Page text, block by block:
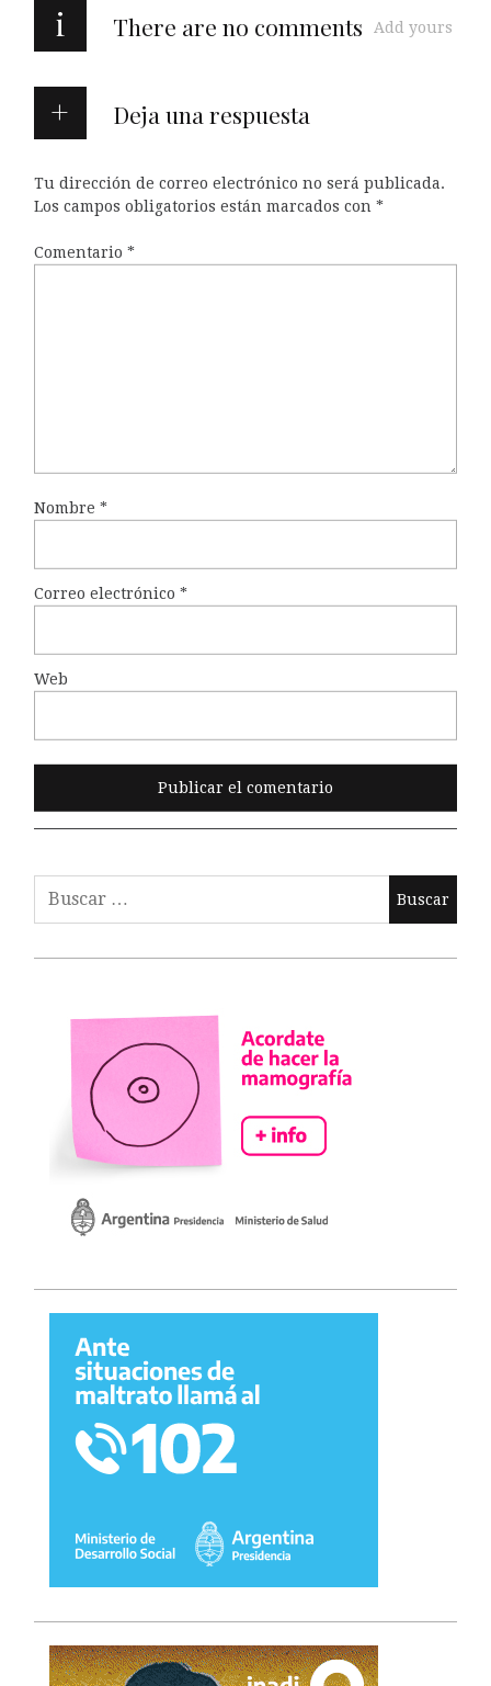
i There are no comments Add yours
Deja una respuesta
Tu dirección de correo electrónico no será publicada.
Los campos obligatorios están marcados con *
Comentario *
Nombre *
Correo electrónico *
Web